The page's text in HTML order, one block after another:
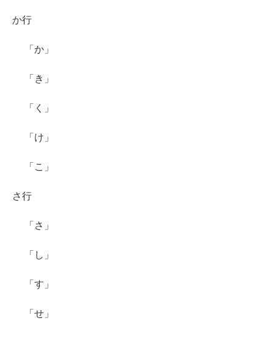
か行
「か」
「き」
「く」
「け」
「こ」
さ行
「さ」
「し」
「す」
「せ」